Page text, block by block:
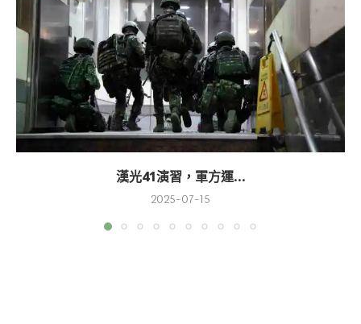
漢光41演習，軍方運...
2025-07-15